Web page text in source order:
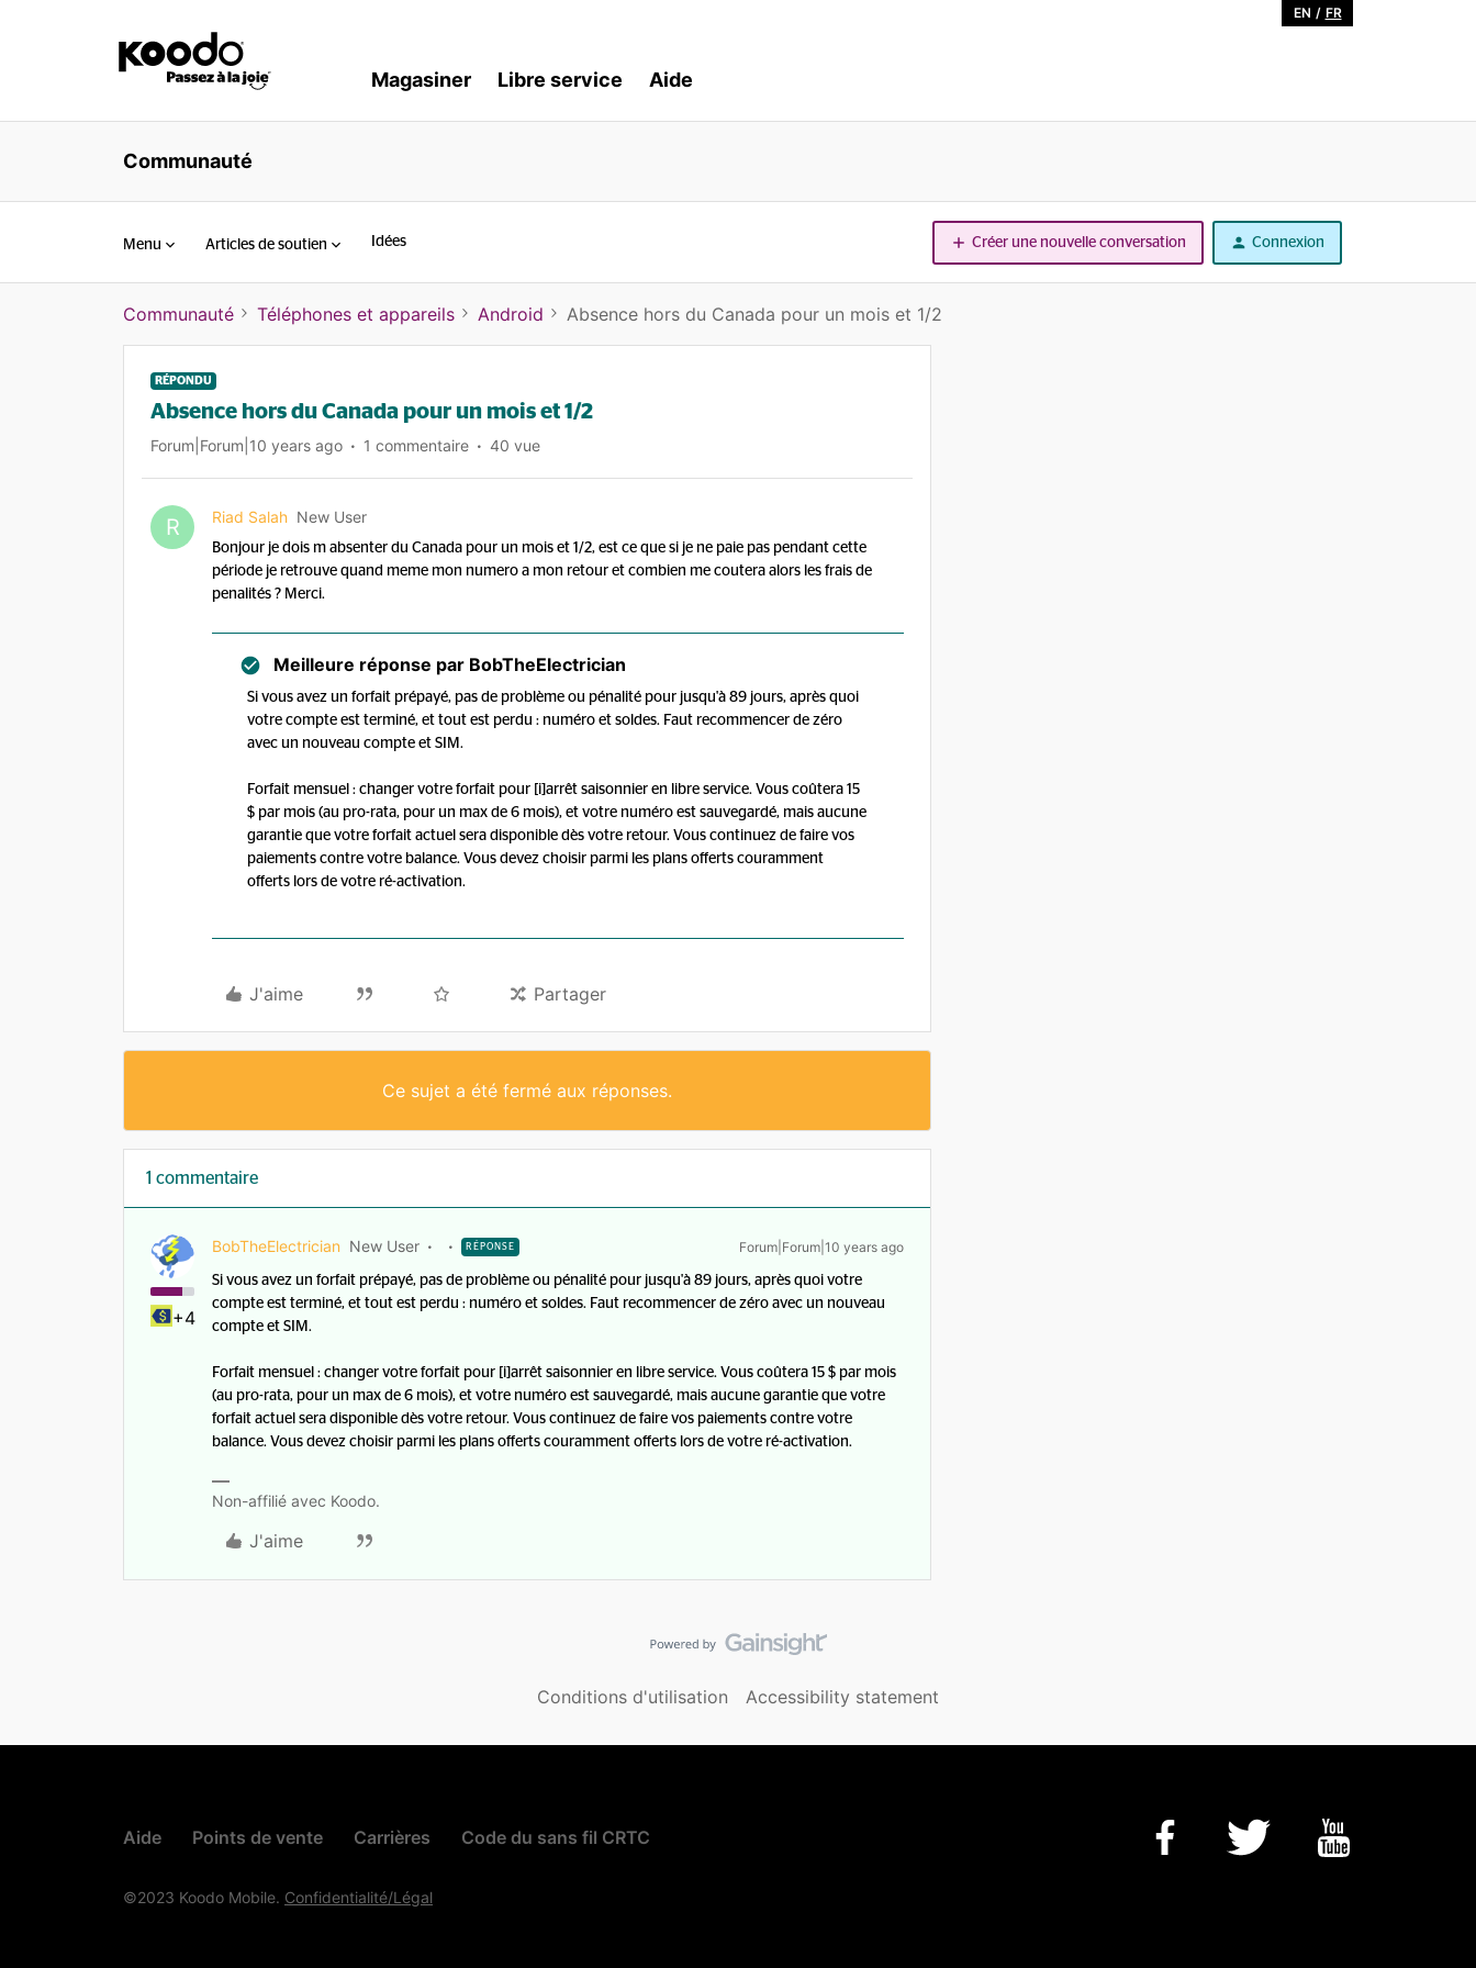
EN / FR
Magasiner Libre service Aide
Communauté
Menu Articles de soutien Idées Créer une nouvelle conversation Connexion
Communauté Téléphones et appareils Android Absence hors du Canada pour un mois et 1/2
RÉPONDU
Absence hors du Canada pour un mois et 1/2
Forum|Forum|10 years ago 1 commentaire 40 vue
R Riad Salah New User
Bonjour je dois m absenter du Canada pour un mois et 1/2, est ce que si je ne paie pas pendant cette
période je retrouve quand meme mon numero a mon retour et combien me coutera alors les frais de
penalités ? Merci.
Meilleure réponse par BobTheElectrician
Si vous avez un forfait prépayé, pas de problème ou pénalité pour jusqu'à 89 jours, après quoi
votre compte est terminé, et tout est perdu : numéro et soldes. Faut recommencer de zéro
avec un nouveau compte et SIM.
Forfait mensuel : changer votre forfait pour [i]arrêt saisonnier en libre service. Vous coûtera 15
$ par mois (au pro-rata, pour un max de 6 mois), et votre numéro est sauvegardé, mais aucune
garantie que votre forfait actuel sera disponible dès votre retour. Vous continuez de faire vos
paiements contre votre balance. Vous devez choisir parmi les plans offerts couramment
offerts lors de votre ré-activation.
J'aime Partager
Ce sujet a été fermé aux réponses.
1 commentaire
+4
BobTheElectrician New User RÉPONSE Forum|Forum|10 years ago
Si vous avez un forfait prépayé, pas de problème ou pénalité pour jusqu'à 89 jours, après quoi votre
compte est terminé, et tout est perdu : numéro et soldes. Faut recommencer de zéro avec un nouveau
compte et SIM.
Forfait mensuel : changer votre forfait pour [i]arrêt saisonnier en libre service. Vous coûtera 15 $ par mois
(au pro-rata, pour un max de 6 mois), et votre numéro est sauvegardé, mais aucune garantie que votre
forfait actuel sera disponible dès votre retour. Vous continuez de faire vos paiements contre votre
balance. Vous devez choisir parmi les plans offerts couramment offerts lors de votre ré-activation.
Non-affilié avec Koodo.
J'aime
Conditions d'utilisation Accessibility statement
Aide Points de vente Carrières Code du sans fil CRTC
©2023 Koodo Mobile. Confidentialité/Légal